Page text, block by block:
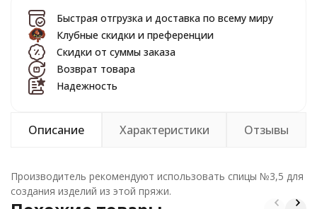
Быстрая отгрузка и доставка по всему миру
Клубные скидки и преференции
Скидки от суммы заказа
Возврат товара
Надежность
Описание Характеристики Отзывы
Производитель рекомендуют использовать спицы №3,5 для
создания изделий из этой пряжи.